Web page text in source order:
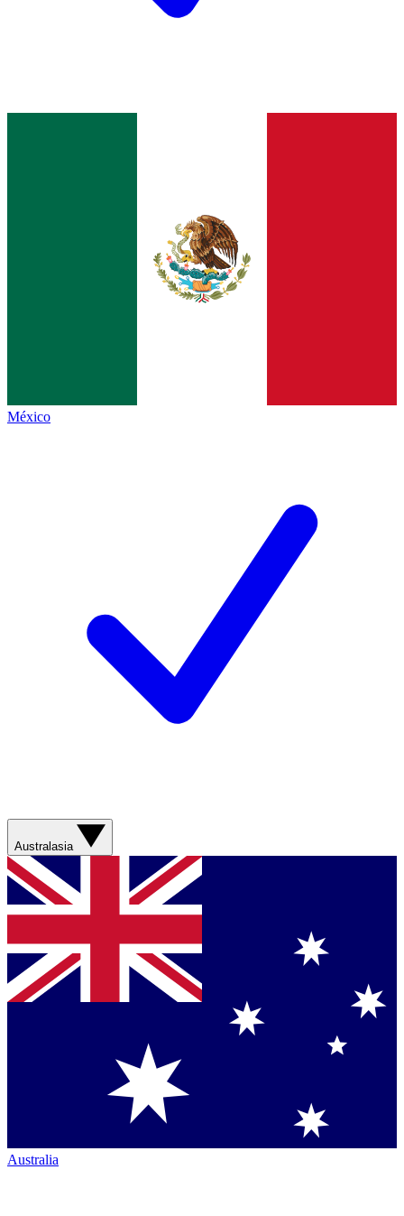
México
Australasia
Australia